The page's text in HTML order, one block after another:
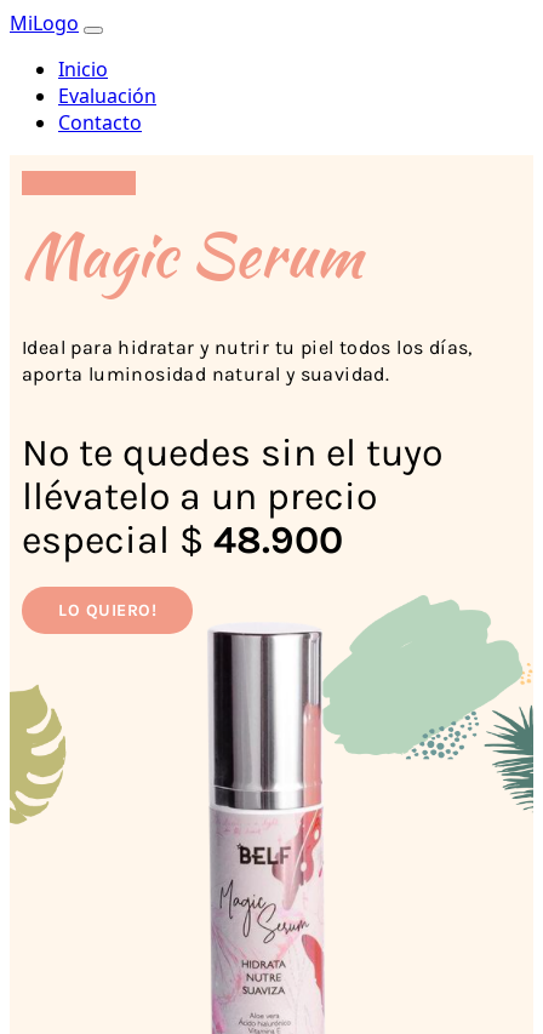
MiLogo
Inicio
Evaluación
Contacto
Magic Serum
Ideal para hidratar y nutrir tu piel todos los días,
aporta luminosidad natural y suavidad.
No te quedes sin el tuyo
llévatelo a un precio
especial $ 48.900
LO QUIERO!